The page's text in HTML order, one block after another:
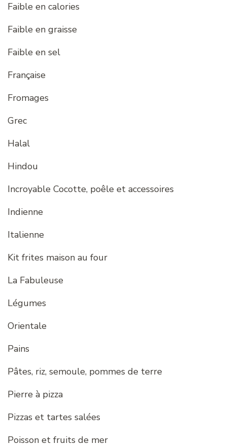
Faible en calories
Faible en graisse
Faible en sel
Française
Fromages
Grec
Halal
Hindou
Incroyable Cocotte, poêle et accessoires
Indienne
Italienne
Kit frites maison au four
La Fabuleuse
Légumes
Orientale
Pains
Pâtes, riz, semoule, pommes de terre
Pierre à pizza
Pizzas et tartes salées
Poisson et fruits de mer